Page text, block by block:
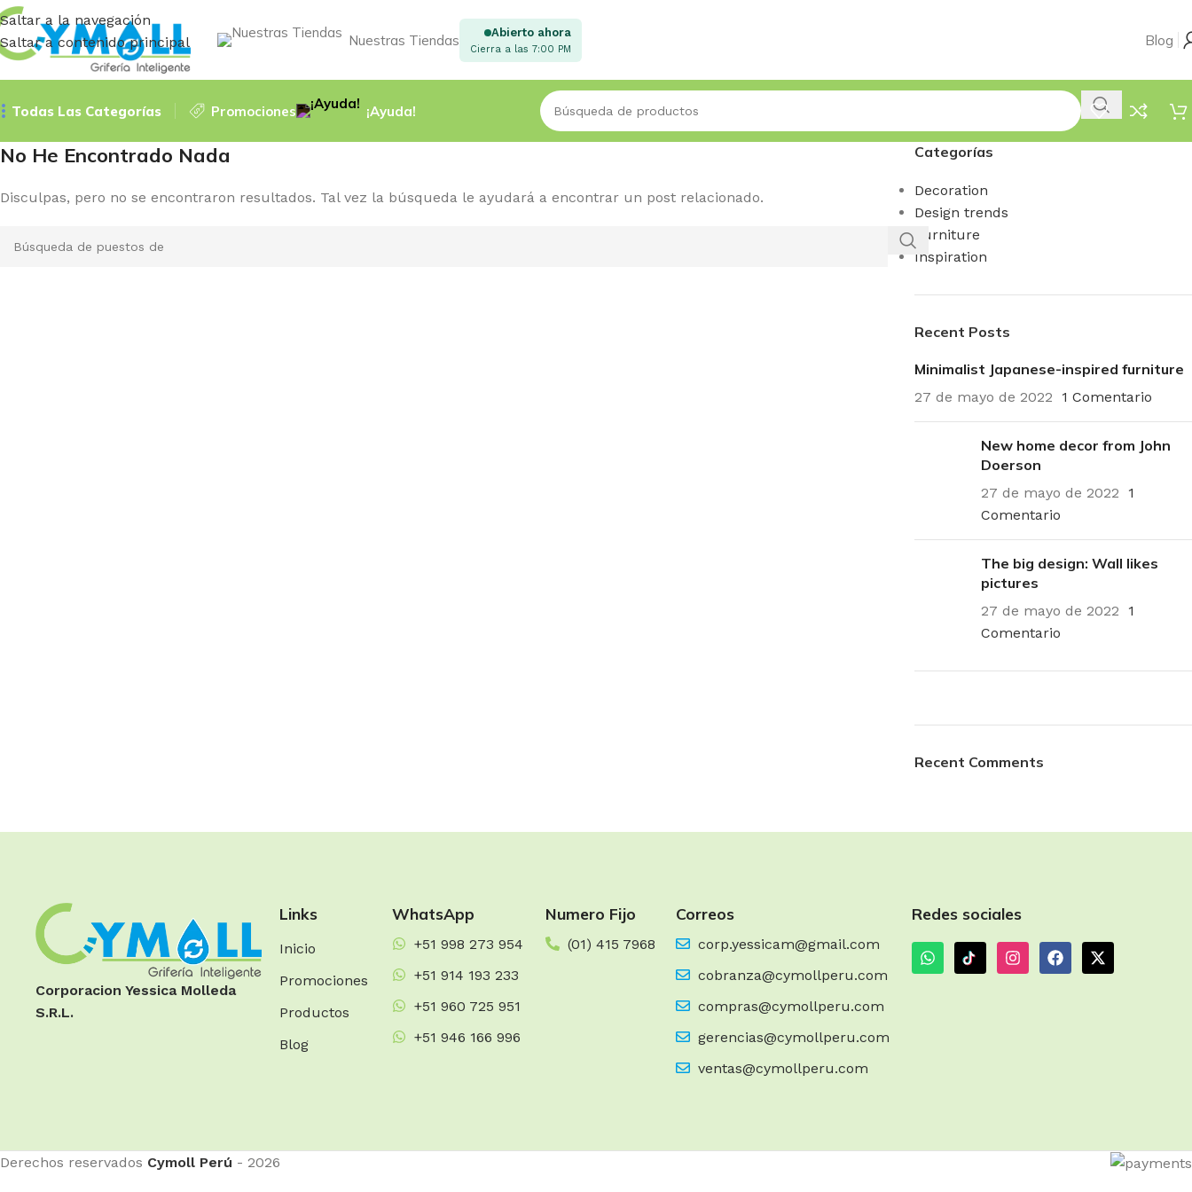
Saltar a la navegación
Saltar a contenido principal
Nuestras Tiendas Abierto ahora
Cierra a las 7:00 PM
Blog
Todas Las Categorías
Llaves
Duchas
Duchas Mezcladoras
Monocomandos
Fluxómetros
Llaves Urinario
Clínica
Llaves
Lavaderos
Promociones ¡Ayuda!
No He Encontrado Nada
Disculpas, pero no se encontraron resultados. Tal vez la búsqueda le ayudará a encontrar un post relacionado.
Categorías
Decoration
Design trends
Furniture
Inspiration
Recent Posts
Minimalist Japanese-inspired furniture
27 de mayo de 2022 1 Comentario
New home decor from John
Doerson
27 de mayo de 2022
1
Comentario
The big design: Wall likes
pictures
27 de mayo de 2022
1
Comentario
Discount
Recent Comments
Corporacion Yessica Molleda
S.R.L.
Links
Inicio
Promociones
Productos
Blog
WhatsApp
+51 998 273 954
+51 914 193 233
+51 960 725 951
+51 946 166 996
Numero Fijo
(01) 415 7968
Correos
corp.yessicam@gmail.com
cobranza@cymollperu.com
compras@cymollperu.com
gerencias@cymollperu.com
ventas@cymollperu.com
Redes sociales
Derechos reservados Cymoll Perú - 2026